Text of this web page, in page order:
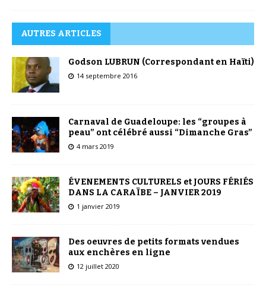
AUTRES ARTICLES
Godson LUBRUN (Correspondant en Haïti)
14 septembre 2016
Carnaval de Guadeloupe: les “groupes à
peau” ont célébré aussi “Dimanche Gras”
4 mars 2019
ÉVENEMENTS CULTURELS et JOURS FÉRIÉS
DANS LA CARAÏBE – JANVIER 2019
1 janvier 2019
Des oeuvres de petits formats vendues
aux enchères en ligne
12 juillet 2020